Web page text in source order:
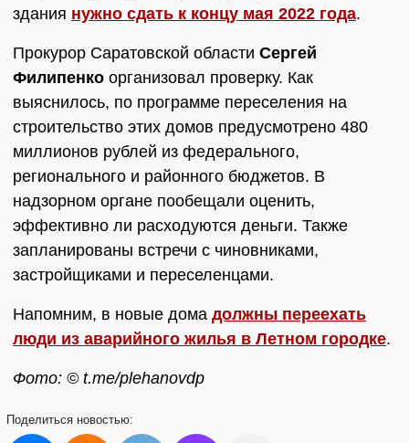
здания нужно сдать к концу мая 2022 года.
Прокурор Саратовской области Сергей
Филипенко организовал проверку. Как
выяснилось, по программе переселения на
строительство этих домов предусмотрено 480
миллионов рублей из федерального,
регионального и районного бюджетов. В
надзорном органе пообещали оценить,
эффективно ли расходуются деньги. Также
запланированы встречи с чиновниками,
застройщиками и переселенцами.
Напомним, в новые дома должны переехать
люди из аварийного жилья в Летном городке.
Фото: © t.me/plehanovdp
Поделиться новостью: